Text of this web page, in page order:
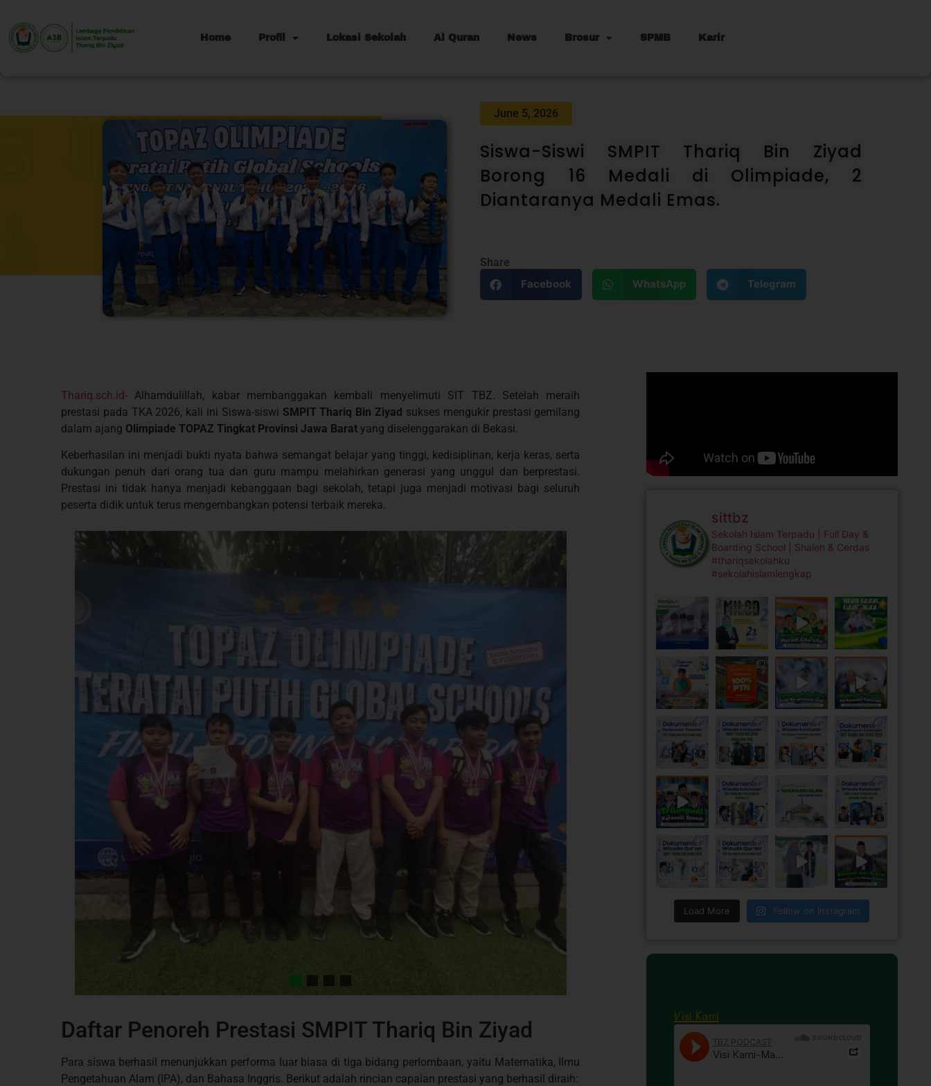
Home Profil Lokasi Sekolah Al Quran News Brosur SPMB Karir
June 5, 2026
Siswa-Siswi SMPIT Thariq Bin Ziyad
Borong 16 Medali di Olimpiade, 2
Diantaranya Medali Emas.
Share
Facebook
WhatsApp Telegram
Thariq.sch.id-Alhamdulillah, kabar membanggakan kembali menyelimuti SIT TBZ. Setelah meraih
prestasi pada TKA 2026, kali ini Siswa-siswi SMPIT Thariq Bin Ziyad sukses mengukir prestasi gemilang
dalam ajang Olimpiade TOPAZ Tingkat Provinsi Jawa Baratyang diselenggarakan di Bekasi.
Keberhasilan ini menjadi bukti nyata bahwa semangat belajar yang tinggi, kedisiplinan, kerja keras, serta
dukungan penuh dari orang tua dan guru mampu melahirkan generasi yang unggul dan berprestasi.
Prestasi ini tidak hanya menjadi kebanggaan bagi sekolah, tetapi juga menjadi motivasi bagi seluruh
peserta didik untuk terus mengembangkan potensi terbaik mereka.
Daftar Penoreh Prestasi SMPIT Thariq Bin Ziyad
Para siswa berhasil menunjukkan performa luar biasa di tiga bidang perlombaan, yaitu Matematika, Ilmu
Pengetahuan Alam (IPA), dan Bahasa Inggris. Berikut adalah rincian capaian prestasi yang berhasil diraih:
sittbz
Sekolah Islam Terpadu | Full Day &
Boarding School | Shaleh & Cerdas
#thariqsekolahku
#sekolahislamlengkap
Load More Follow on Instagram
Visi Kami